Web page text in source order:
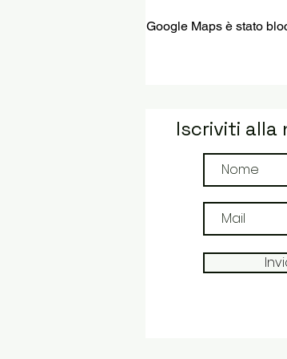
Google Maps è stato
Iscriviti alla